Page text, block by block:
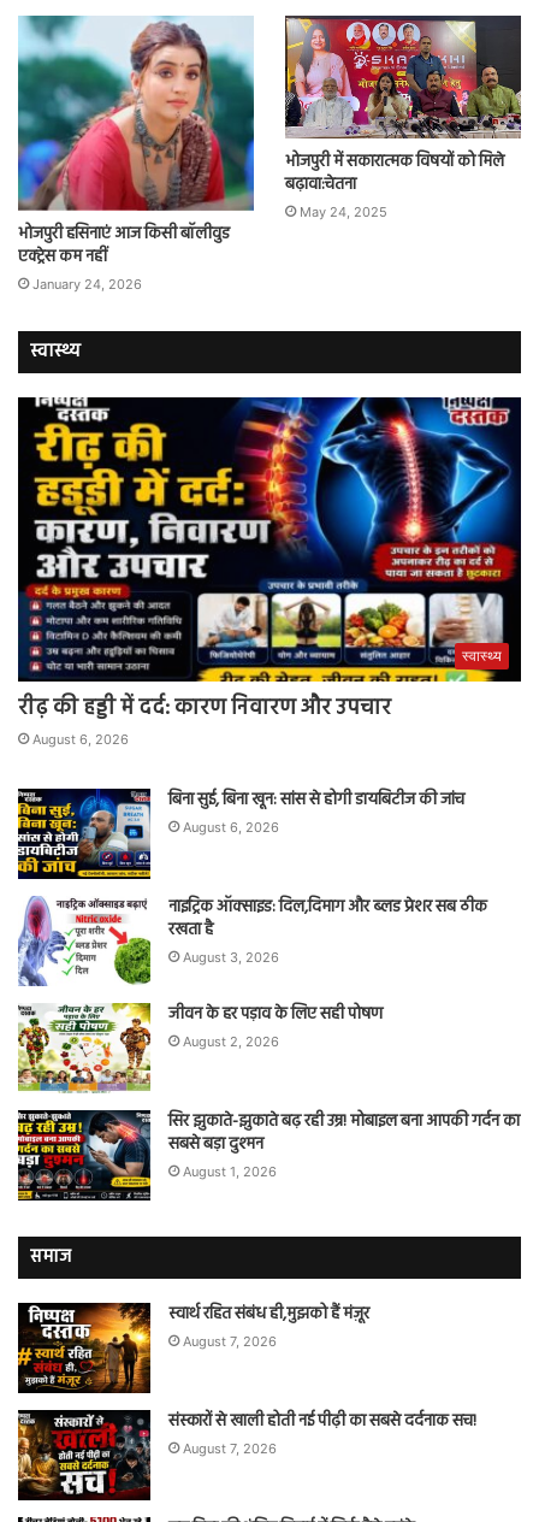
भोजपुरी हसिनाएं आज किसी बॉलीवुड
एक्ट्रेस कम नहीं
January 24, 2026
भोजपुरी में सकारात्मक विषयों को मिले
बढ़ावा:चेतना
May 24, 2025
स्वास्थ्य
स्वास्थ्य
रीढ़ की हड्डी में दर्द: कारण निवारण और उपचार
August 6, 2026
बिना सुई, बिना खून: सांस से होगी डायबिटीज की जांच
August 6, 2026
नाइट्रिक ऑक्साइड: दिल,दिमाग और ब्लड प्रेशर सब ठीक
रखता है
August 3, 2026
जीवन के हर पड़ाव के लिए सही पोषण
August 2, 2026
सिर झुकाते-झुकाते बढ़ रही उम्र! मोबाइल बना आपकी गर्दन का
सबसे बड़ा दुश्मन
August 1, 2026
समाज
स्वार्थ रहित संबंध ही,मुझको हैं मंज़ूर
August 7, 2026
संस्कारों से खाली होती नई पीढ़ी का सबसे दर्दनाक सच!
August 7, 2026